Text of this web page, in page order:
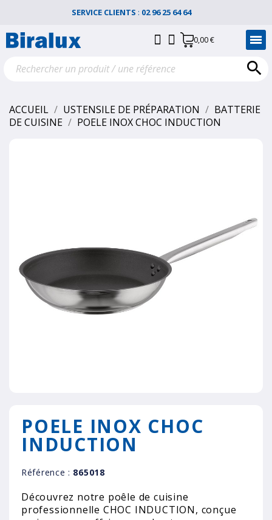
SERVICE CLIENTS : 02 96 25 64 64
0,00 €

ACCUEIL USTENSILE DE PRÉPARATION
BATTERIE
DE CUISINE
POELE INOX CHOC INDUCTION
POELE INOX CHOC
INDUCTION
Référence : 865018
Découvrez notre poêle de cuisine
professionnelle CHOC INDUCTION, conçue